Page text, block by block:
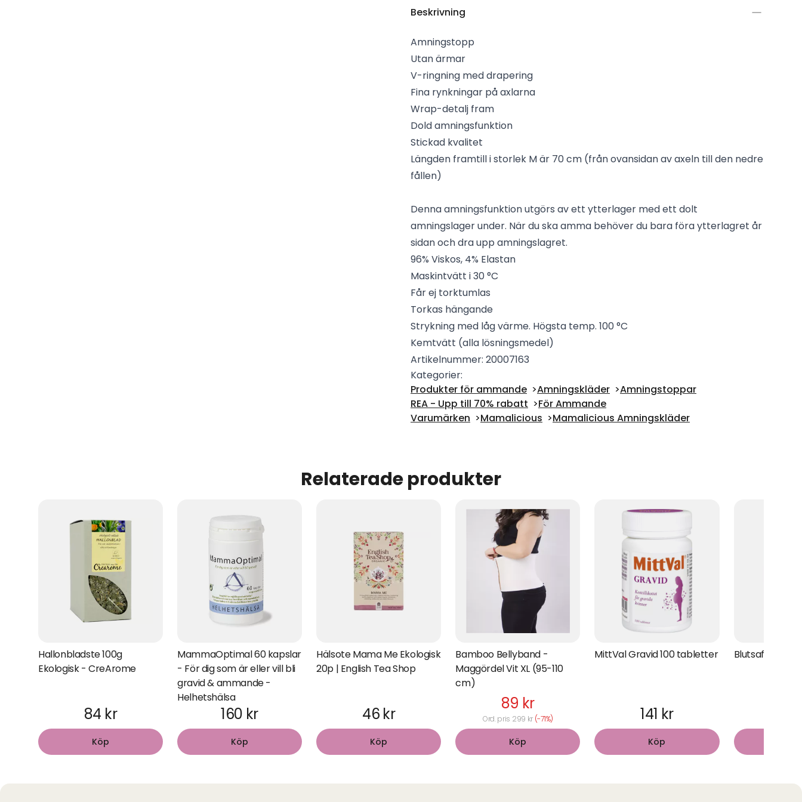
Beskrivning
Amningstopp
Utan ärmar
V-ringning med drapering
Fina rynkningar på axlarna
Wrap-detalj fram
Dold amningsfunktion
Stickad kvalitet
Längden framtill i storlek M är 70 cm (från ovansidan av axeln till den nedre
fållen)
Denna amningsfunktion utgörs av ett ytterlager med ett dolt
amningslager under. När du ska amma behöver du bara föra ytterlagret år
sidan och dra upp amningslagret.
96% Viskos, 4% Elastan
Maskintvätt i 30 °C
Får ej torktumlas
Torkas hängande
Strykning med låg värme. Högsta temp. 100 °C
Kemtvätt (alla lösningsmedel)
Artikelnummer: 20007163
Kategorier:
Produkter för ammande
Amningskläder
Amningstoppar
REA - Upp till 70% rabatt
För Ammande
Varumärken
Mamalicious Mamalicious Amningskläder
Relaterade produkter
Hallonbladste 100g
Ekologisk - CreArome
84 kr
Köp
MammaOptimal 60 kapslar
- För dig som är eller vill bli
gravid & ammande -
Helhetshälsa
160 kr
Köp
Hälsote Mama Me Ekologisk
20p | English Tea Shop
46 kr
Köp
Bamboo Bellyband -
Maggördel Vit XL (95-110
cm)
89 kr
Ord. pris 299 kr (-71%)
Köp
MittVal Gravid 100 tabletter
141 kr
Köp
Blutsaft 500ml